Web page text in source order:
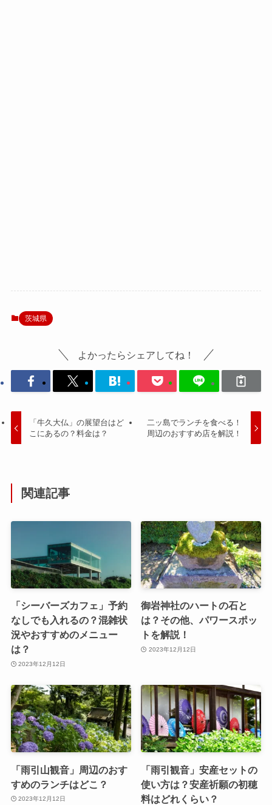
茨城県
よかったらシェアしてね！
「牛久大仏」の展望台はど
こにあるの？料金は？
二ッ島でランチを食べる！
周辺のおすすめ店を解説！
関連記事
「シーバーズカフェ」予約
なしでも入れるの？混雑状
況やおすすめのメニュー
は？
2023年12月12日
御岩神社のハートの石と
は？その他、パワースポッ
トを解説！
2023年12月12日
「雨引山観音」周辺のおす
すめのランチはどこ？
2023年12月12日
「雨引観音」安産セットの
使い方は？安産祈願の初穂
料はどれくらい？